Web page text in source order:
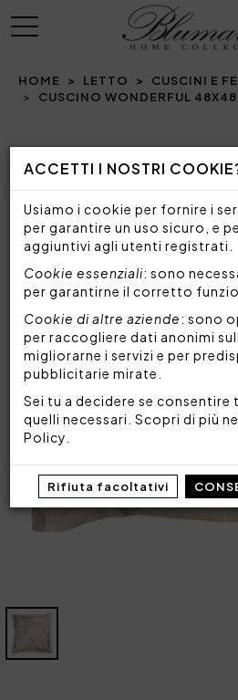
ACCETTI I NOSTRI
Usiamo i cookie per fornire i
per garantire un uso sicuro, e
aggiuntivi agli utenti registrati.
Cookie essenziali: sono
per garantirne il corretto
Cookie di altre aziende: sono
per raccogliere dati anonimi
migliorarne i servizi e per
pubblicitarie mirate.
Sei tu a decidere se
quelli necessari. Scopri di più
Policy
Rifiuta facoltativi
MENU
HOME LETTO
CUSCINI E
CUSCINO WONDERFUL 48X48
Prev